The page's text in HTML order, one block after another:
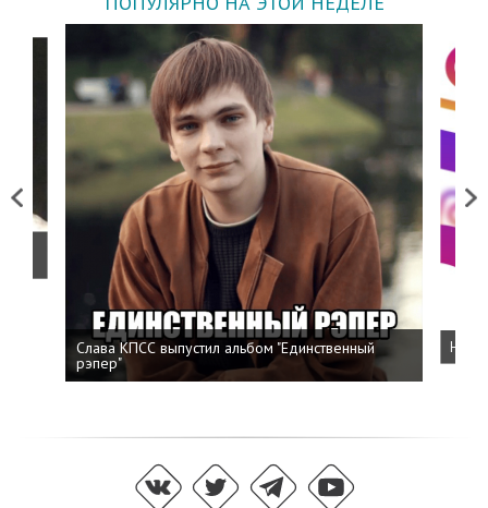
Previous
Слава КПСС выпустил альбом "Единственный
рэпер"
Next